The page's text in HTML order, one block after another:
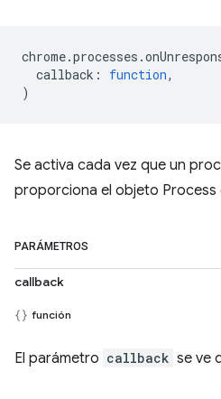
chrome.processes .
callback : function,
)
Se activa cada vez que un
proporciona el objeto
PARÁMETROS
callback
función
El parámetro callback se ve